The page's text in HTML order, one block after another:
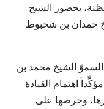
بحضور الشيخ
حمدان بن شخبوط
الشيخ محمد بن
اهتمام القيادة
وحرصها على